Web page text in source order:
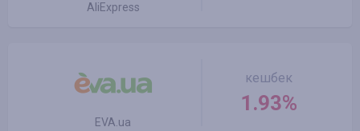
AliExpress
EVA.ua
кешбек
1.93%